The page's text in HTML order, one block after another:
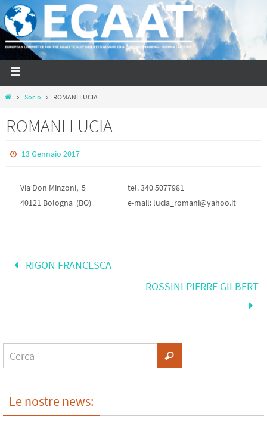
Socio ROMANI LUCIA
ROMANI LUCIA
13 Gennaio 2017
Via Don Minzoni, 5
40121 Bologna (BO)
tel. 340 5077981
e-mail: lucia_romani@yahoo.it
RIGON FRANCESCA
ROSSINI PIERRE GILBERT
Le nostre news: